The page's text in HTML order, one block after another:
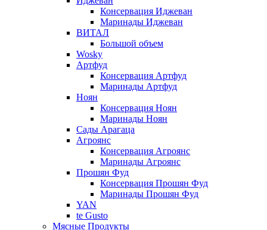
Консервация Иджеван
Маринады Иджеван
ВИТАЛ
Большой объем
Wosky
Артфуд
Консервация Артфуд
Маринады Артфуд
Ноян
Консервация Ноян
Маринады Ноян
Сады Арагаца
Агроянс
Консервация Агроянс
Маринады Агроянс
Прошян Фуд
Консервация Прошян Фуд
Маринады Прошян Фуд
YAN
te Gusto
Мясные Продукты